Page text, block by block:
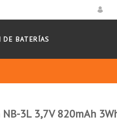
DE BATERÍAS
3L 3,7V 820mAh